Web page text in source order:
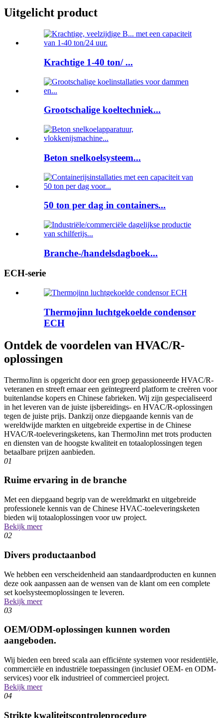
Uitgelicht product
Krachtige 1-40 ton/ ...
Grootschalige koeltechniek...
Beton snelkoelsysteem...
50 ton per dag in containers...
Branche-/handelsdagboek...
ECH-serie
Thermojinn luchtgekoelde condensor
ECH
Ontdek de voordelen van HVAC/R-
oplossingen
ThermoJinn is opgericht door een groep gepassioneerde HVAC/R-
veteranen en streeft ernaar een geïntegreerd platform te creëren voor
buitenlandse kopers en Chinese fabrieken. Wij zijn gespecialiseerd
in het leveren van de juiste ijsbereidings- en HVAC/R-oplossingen
tegen de juiste prijs. Dankzij onze diepgaande kennis van de
wereldwijde markten en uitgebreide expertise in de Chinese
HVAC/R-toeleveringsketens, kan ThermoJinn met trots producten
en diensten van de hoogste kwaliteit en totaaloplossingen tegen
betaalbare prijzen aanbieden.
01
Ruime ervaring in de branche
Met een diepgaand begrip van de wereldmarkt en uitgebreide
professionele kennis van de Chinese HVAC-toeleveringsketen
bieden wij totaaloplossingen voor uw project.
Bekijk meer
02
Divers productaanbod
We hebben een verscheidenheid aan standaardproducten en kunnen
deze ook aanpassen aan de wensen van de klant om een ​​complete
set koelsysteemoplossingen te leveren.
Bekijk meer
03
OEM/ODM-oplossingen kunnen worden
aangeboden.
Wij bieden een breed scala aan efficiënte systemen voor residentiële,
commerciële en industriële toepassingen (inclusief OEM- en ODM-
services) voor elk industrieel of commercieel project.
Bekijk meer
04
Strikte kwaliteitscontroleprocedure